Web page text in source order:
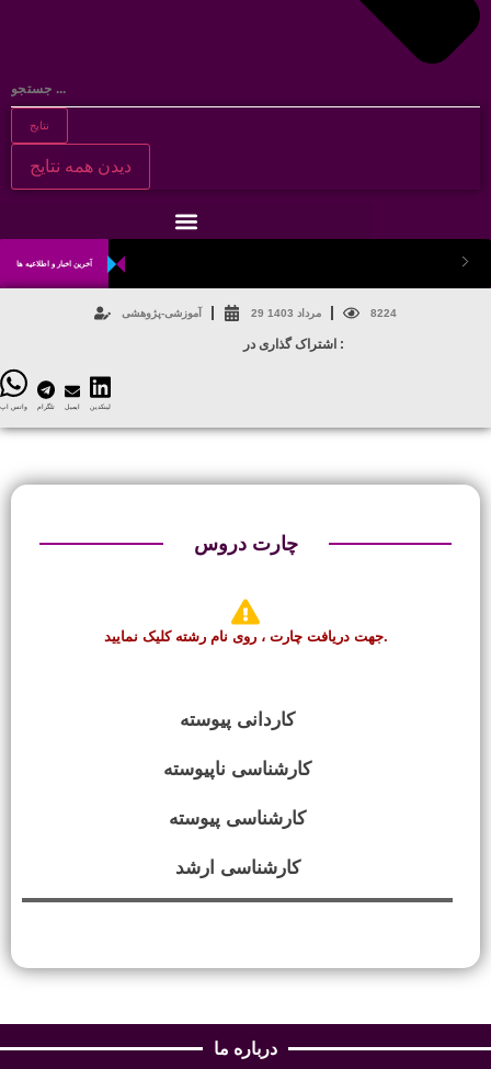
نتایج
دیدن همه نتایج
آخرین اخبار و اطلاعیه ها
آموزشی-پژوهشی 29 مرداد 1403 8224
اشتراک گذاری در :
واتس اپ تلگرام ایمیل لینکدین
چارت دروس
جهت دریافت چارت ، روی نام رشته کلیک نمایید.
کاردانی پیوسته
کارشناسی ناپیوسته
کارشناسی پیوسته
کارشناسی ارشد
درباره ما